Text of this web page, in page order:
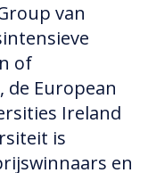
van
of
de European
Ireland
is
en